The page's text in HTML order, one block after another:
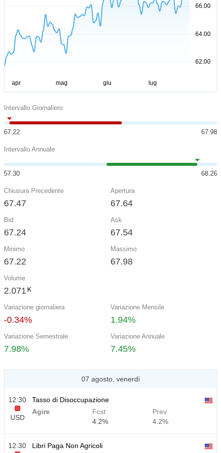
Intervallo Giornaliero
67.22 67.98
Intervallo Annuale
57.30 68.26
Chiusura Precedente
67.47
Apertura
67.64
Bid
67.24
Ask
67.54
Minimo
67.22
Massimo
67.98
Volume
2.071 K
Variazione giornaliera
-0.34%
Variazione Mensile
1.94%
Variazione Semestrale
7.98%
Variazione Annuale
7.45%
07 agosto, venerdì
12:30
USD
Tasso di Disoccupazione
Agire
Fcst
4.2%
Prev
4.2%
12:30
Libri Paga Non Agricoli